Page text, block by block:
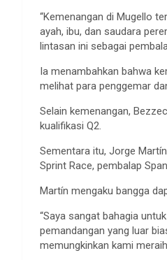
“Kemenangan di Mugello
ayah, ibu, dan saudara
lintasan ini sebagai
Ia menambahkan bahwa
melihat para penggemar
Selain kemenangan,
kualifikasi Q2.
Sementara itu, Jorge
Sprint Race, pembalap
Martín mengaku bangga
“Saya sangat bahagia
pemandangan yang luar
memungkinkan kami